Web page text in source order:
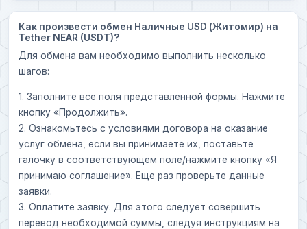
Как произвести обмен Наличные USD (Житомир) на
Tether NEAR (USDT)?
Для обмена вам необходимо выполнить несколько
шагов:
1. Заполните все поля представленной формы. Нажмите
кнопку «Продолжить».
2. Ознакомьтесь с условиями договора на оказание
услуг обмена, если вы принимаете их, поставьте
галочку в соответствующем поле/нажмите кнопку «Я
принимаю соглашение». Еще раз проверьте данные
заявки.
3. Оплатите заявку. Для этого следует совершить
перевод необходимой суммы, следуя инструкциям на